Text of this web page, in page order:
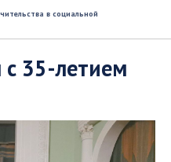
в социальной
с 35-летием